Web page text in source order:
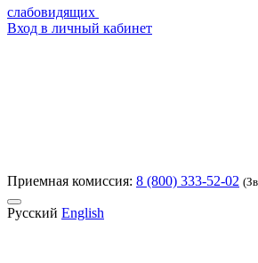
слабовидящих
Вход в личный кабинет
Приемная комиссия: 8 (800) 333-52-02
Русский English